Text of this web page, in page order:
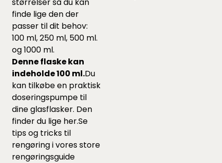
finde lige den der
passer til dit behov:
100 ml, 250 ml, 500 ml.
og 1000 ml.
Denne flaske kan
indeholde 100 ml.Du
kan tilkøbe en praktisk
doseringspumpe til
dine glasflasker. Den
finder du lige her.Se
tips og tricks til
rengøring i voresstore
rengøringsguide